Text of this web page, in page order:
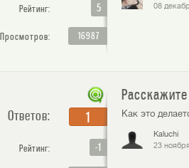
Рейтинг: 5
Просмотров: 16987
08
Ответов: 1
Рейтинг: -1
Как это
Kaluchi
23